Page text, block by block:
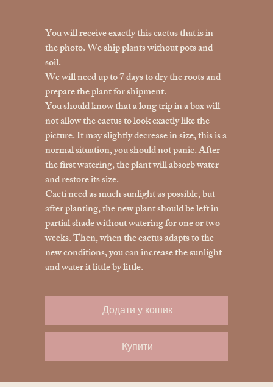
You will receive exactly this cactus that is in
the photo. We ship plants without pots and
soil.
We will need up to 7 days to dry the roots and
prepare the plant for shipment.
You should know that a long trip in a box will
not allow the cactus to look exactly like the
picture. It may slightly decrease in size, this is a
normal situation, you should not panic. After
the first watering, the plant will absorb water
and restore its size.
Cacti need as much sunlight as possible, but
after planting, the new plant should be left in
partial shade without watering for one or two
weeks. Then, when the cactus adapts to the
new conditions, you can increase the sunlight
and water it little by little.
Додати у кошик
Купити